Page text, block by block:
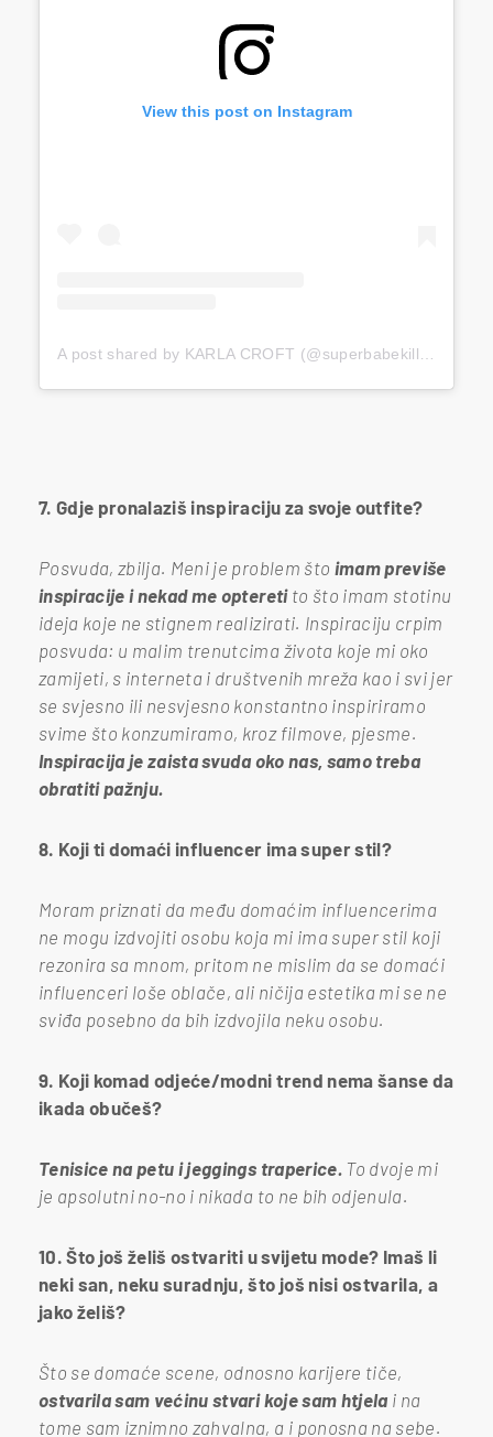
View this post on Instagram
A post shared by KARLA CROFT (@superbabekillah)
7. Gdje pronalaziš inspiraciju za svoje outfite?
Posvuda, zbilja. Meni je problem što imam previše
inspiracije i nekad me optereti to što imam stotinu
ideja koje ne stignem realizirati. Inspiraciju crpim
posvuda: u malim trenutcima života koje mi oko
zamijeti, s interneta i društvenih mreža kao i svi jer
se svjesno ili nesvjesno konstantno inspiriramo
svime što konzumiramo, kroz filmove, pjesme.
Inspiracija je zaista svuda oko nas, samo treba
obratiti pažnju.
8. Koji ti domaći influencer ima super stil?
Moram priznati da među domaćim influencerima
ne mogu izdvojiti osobu koja mi ima super stil koji
rezonira sa mnom, pritom ne mislim da se domaći
influenceri loše oblače, ali ničija estetika mi se ne
sviđa posebno da bih izdvojila neku osobu.
9. Koji komad odjeće/modni trend nema šanse da
ikada obučeš?
Tenisice na petu i jeggings traperice. To dvoje mi
je apsolutni no-no i nikada to ne bih odjenula.
10. Što još želiš ostvariti u svijetu mode? Imaš li
neki san, neku suradnju, što još nisi ostvarila, a
jako želiš?
Što se domaće scene, odnosno karijere tiče,
ostvarila sam većinu stvari koje sam htjela i na
tome sam iznimno zahvalna, a i ponosna na sebe.